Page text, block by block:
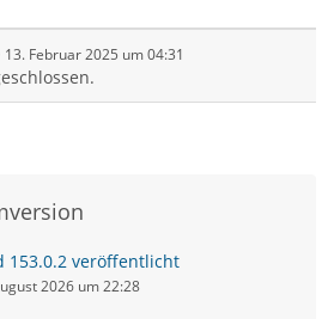
13. Februar 2025 um 04:31
153.0.2 veröffentlicht
2026 um 22:28